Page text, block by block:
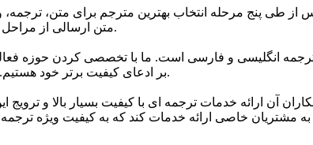
از طی پنج مرحله انتخاب بهترین مترجم برای متن،
متن ارسالی از مراحل مذکور، تمامی خدمات ترجمه گروه تا 24 ساعت پس از اتمام ترجمه دارای گارانتی می باشند.
ترجمه انگلیسی و فارسی است. ما با تخصصی کردن حوزه
بر ادعای کیفیت برتر خود هستیم. ترجمه متن، ترجمه متن انگلیسی به فارسی و انواع متون مختلف اصلی ترین خدمات ماست.
آن ارائه خدمات ترجمه ای با کیفیت بسیار بالا و